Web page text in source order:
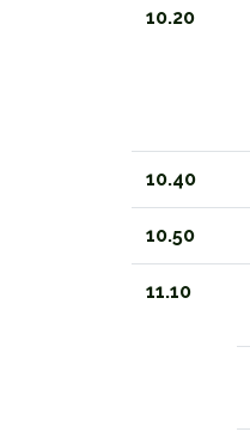
10.20
10.40
10.50
11.10